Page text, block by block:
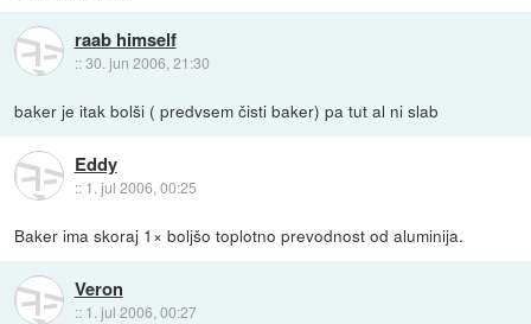
raab himself
::30. jun 2006, 21:30
baker je itak bolši ( predvsem čisti baker) pa tut al ni slab
Eddy
:: 1. jul 2006, 00:25
Baker ima skoraj 1× boljšo toplotno prevodnost od aluminija.
Veron
:: 1. jul 2006, 00:27